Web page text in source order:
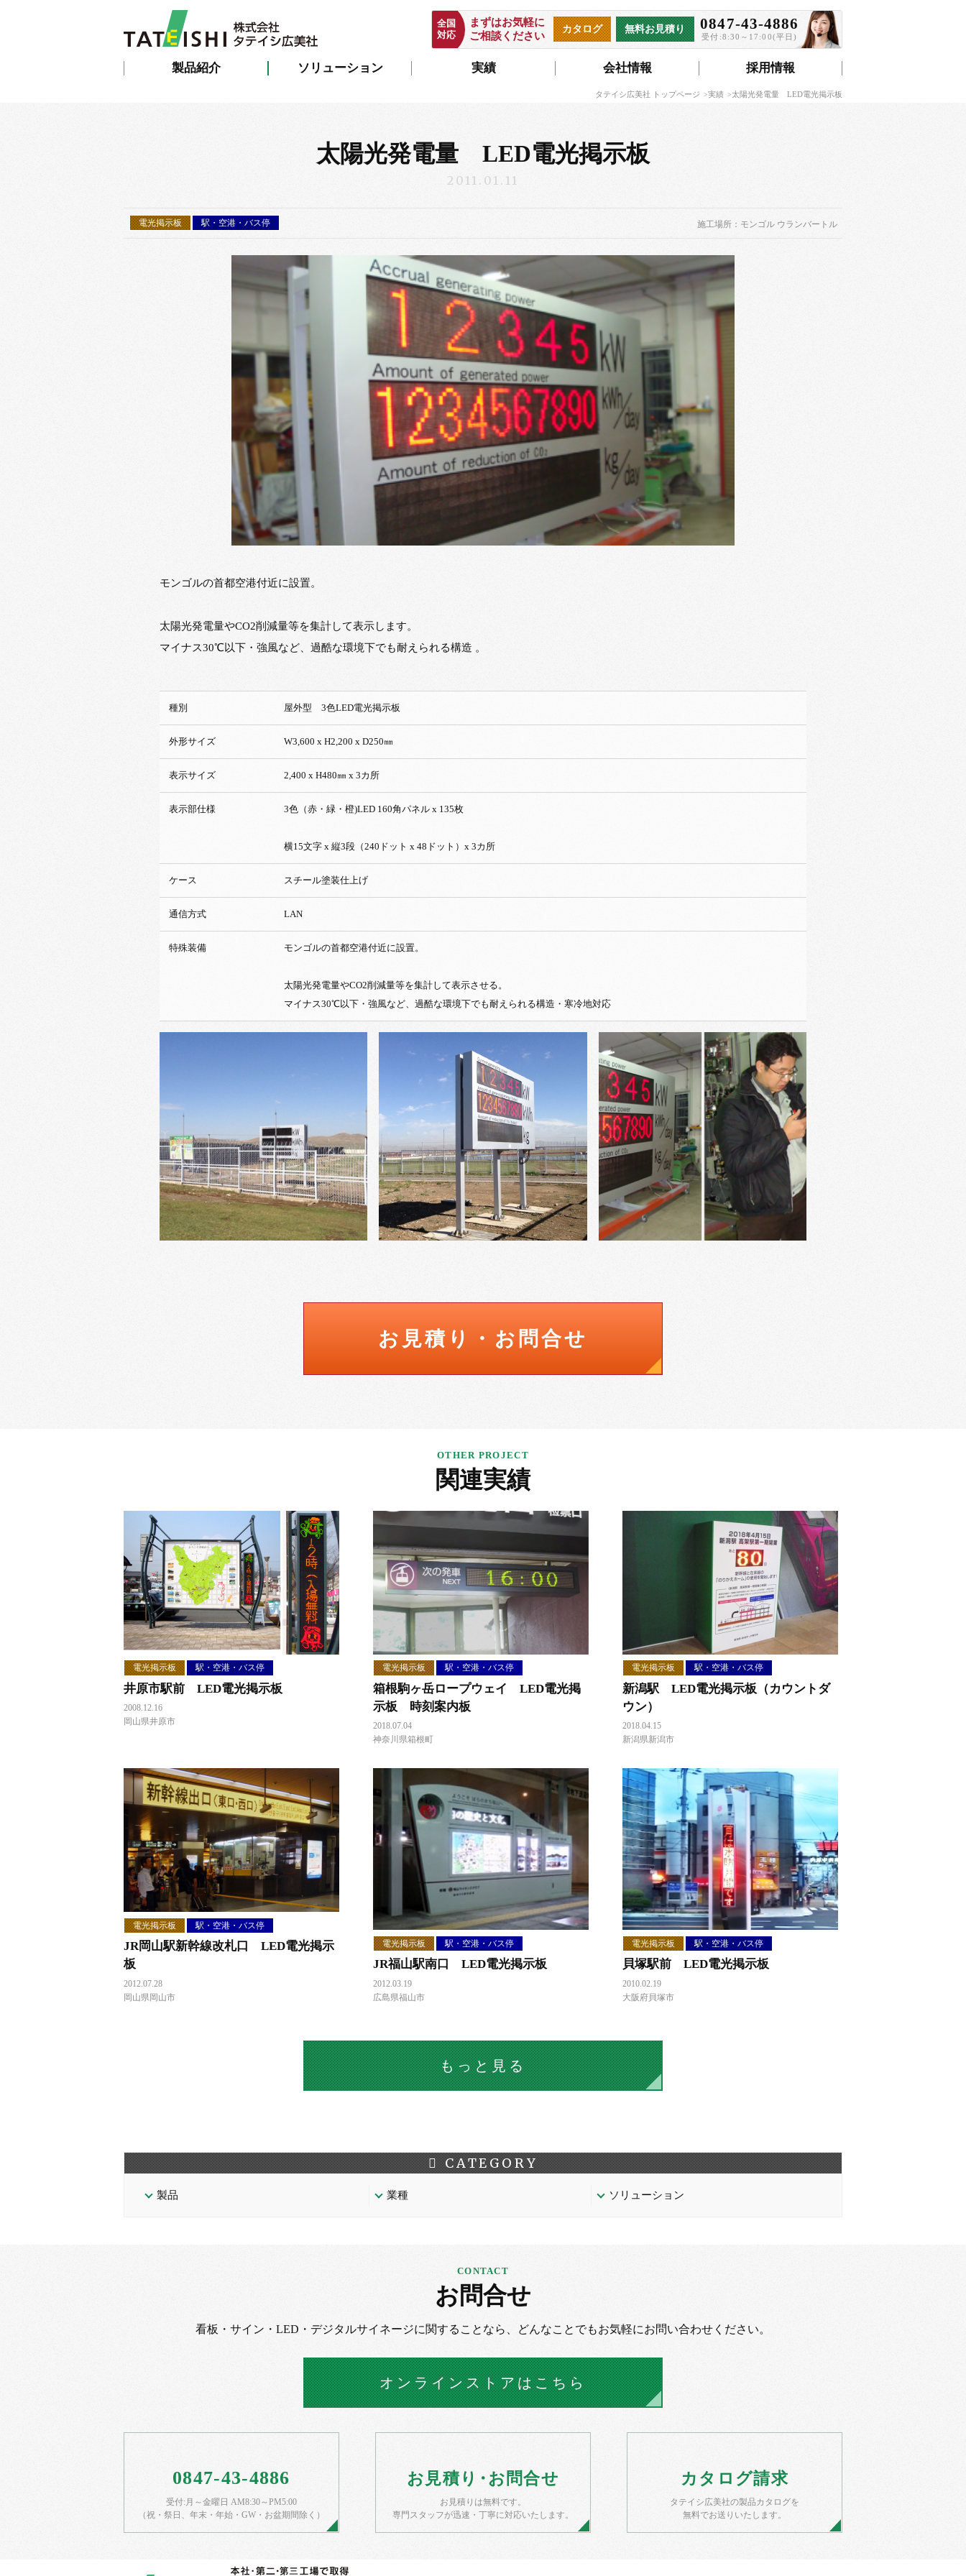
製品紹介 ソリューション 実績 会社情報 採用情報
0847-43-4886
受付:8:30～17:00(平日)
無料お見積り
カタログ
まずはお気軽に
ご相談ください
全国
対応
タテイシ広美社 トップページ 実績 太陽光発電量 LED電光掲示板
太陽光発電量 LED電光掲示板
2011.01.11
電光掲示板 駅・空港・バス停 施工場所：モンゴル ウランバートル
モンゴルの首都空港付近に設置。
太陽光発電量やCO2削減量等を集計して表示します。
マイナス30℃以下・強風など、過酷な環境下でも耐えられる構造 。
種別 屋外型 3色LED電光掲示板
外形サイズ W3,600 x H2,200 x D250㎜
表示サイズ 2,400 x H480㎜ x 3カ所
表示部仕様 3色（赤・緑・橙)LED 160角パネル x 135枚
横15文字 x 縦3段（240ドット x 48ドット）x 3カ所
ケース スチール塗装仕上げ
通信方式 LAN
特殊装備 モンゴルの首都空港付近に設置。
太陽光発電量やCO2削減量等を集計して表示させる。
マイナス30℃以下・強風など、過酷な環境下でも耐えられる構造・寒冷地対応
お見積り・お問合せ
関連実績
電光掲示板 駅・空港・バス停
井原市駅前 LED電光掲示板
2008.12.16
岡山県井原市
電光掲示板 駅・空港・バス停
箱根駒ヶ岳ロープウェイ LED電光掲
示板 時刻案内板
2018.07.04
神奈川県箱根町
電光掲示板 駅・空港・バス停
新潟駅 LED電光掲示板（カウントダ
ウン）
2018.04.15
新潟県新潟市
電光掲示板 駅・空港・バス停
JR岡山駅新幹線改札口 LED電光掲示
板
2012.07.28
岡山県岡山市
電光掲示板 駅・空港・バス停
JR福山駅南口 LED電光掲示板
2012.03.19
広島県福山市
電光掲示板 駅・空港・バス停
貝塚駅前 LED電光掲示板
2010.02.19
大阪府貝塚市
もっと見る
CATEGORY
製品 業種 ソリューション
お問合せ
看板・サイン・LED・デジタルサイネージに関することなら、 どんなことでもお気軽にお問い合わせください。
オンラインストアはこちら
0847-43-4886
受付:月～金曜日 AM8:30～PM5:00
（祝・祭日、年末・年始・GW・お盆期間除く）
お 見積り・ お 問合せ
お見積りは無料です。
専門スタッフが迅速・丁寧に対応いたします。
カタログ請求
タテイシ広美社の製品カタログを
無料でお送りいたします。